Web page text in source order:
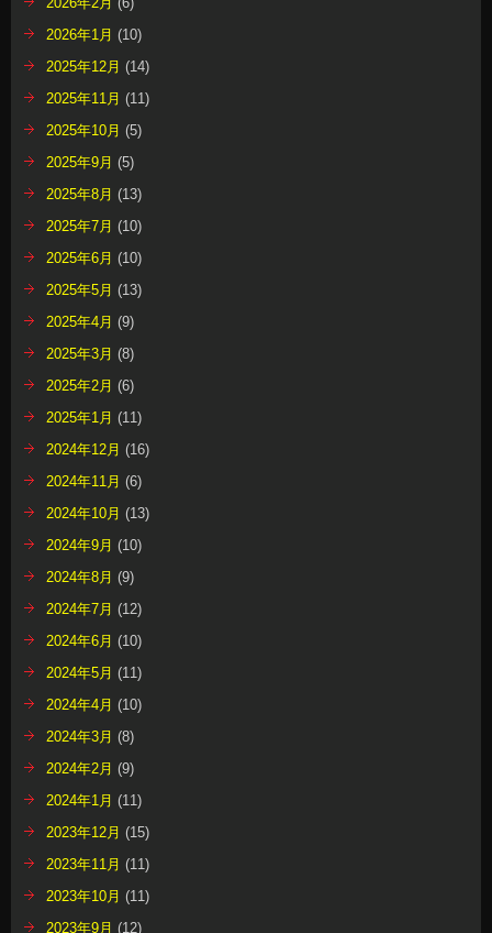
2026年1月 (10)
2025年12月 (14)
2025年11月 (11)
2025年10月 (5)
2025年9月 (5)
2025年8月 (13)
2025年7月 (10)
2025年6月 (10)
2025年5月 (13)
2025年4月 (9)
2025年3月 (8)
2025年2月 (6)
2025年1月 (11)
2024年12月 (16)
2024年11月 (6)
2024年10月 (13)
2024年9月 (10)
2024年8月 (9)
2024年7月 (12)
2024年6月 (10)
2024年5月 (11)
2024年4月 (10)
2024年3月 (8)
2024年2月 (9)
2024年1月 (11)
2023年12月 (15)
2023年11月 (11)
2023年10月 (11)
2023年9月 (12)